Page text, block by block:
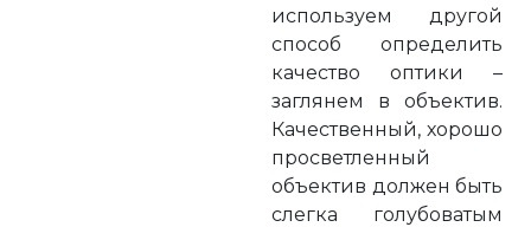
используем другой
способ определить
качество оптики –
заглянем в объектив.
Качественный, хорошо
просветленный
объектив должен быть
слегка голубоватым